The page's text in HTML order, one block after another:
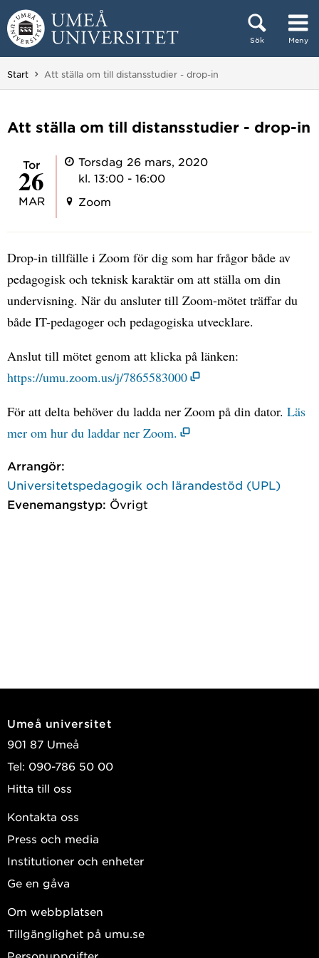
Hoppa direkt till innehållet
Sök Meny
Huvudmenyn dold.
Start Du är här:
Att ställa om till distansstudier - drop-in
Att ställa om till distansstudier - drop-in
tor
26
MAR
Torsdag 26 mars, 2020
kl. 13:00 - 16:00
Zoom
Drop-in tillfälle i Zoom för dig som har frågor både av
pedagogisk och teknisk karaktär om att ställa om din
undervisning. När du ansluter till Zoom-mötet träffar du
både IT-pedagoger och pedagogiska utvecklare.
Anslut till mötet genom att klicka på länken:
https://umu.zoom.us/j/7865583000
För att delta behöver du ladda ner Zoom på din dator. Läs
mer om hur du laddar ner Zoom.
Arrangör:
Universitetspedagogik och lärandestöd (UPL)
Evenemangstyp: Övrigt
Umeå universitet
901 87 Umeå
Tel: 090-786 50 00
Hitta till oss
Kontakta oss
Press och media
Institutioner och enheter
Ge en gåva
Om webbplatsen
Tillgänglighet på umu.se